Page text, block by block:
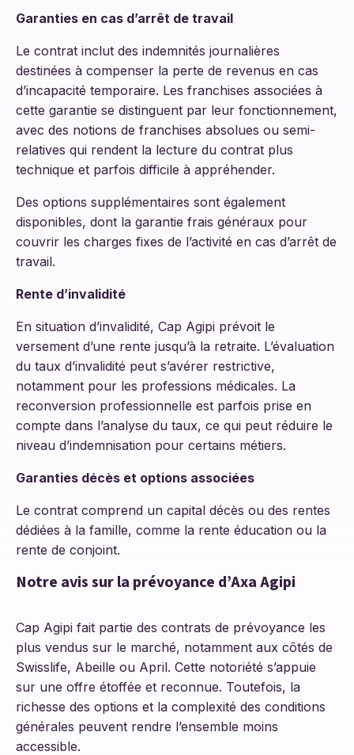
Garanties en cas d’arrêt de travail
Le contrat inclut des indemnités journalières
destinées à compenser la perte de revenus en cas
d’incapacité temporaire. Les franchises associées à
cette garantie se distinguent par leur fonctionnement,
avec des notions de franchises absolues ou semi-
relatives qui rendent la lecture du contrat plus
technique et parfois difficile à appréhender.
Des options supplémentaires sont également
disponibles, dont la garantie frais généraux pour
couvrir les charges fixes de l’activité en cas d’arrêt de
travail.
Rente d’invalidité
En situation d’invalidité, Cap Agipi prévoit le
versement d’une rente jusqu’à la retraite. L’évaluation
du taux d’invalidité peut s’avérer restrictive,
notamment pour les professions médicales. La
reconversion professionnelle est parfois prise en
compte dans l’analyse du taux, ce qui peut réduire le
niveau d’indemnisation pour certains métiers.
Garanties décès et options associées
Le contrat comprend un capital décès ou des rentes
dédiées à la famille, comme la rente éducation ou la
rente de conjoint.
Notre avis sur la prévoyance d’Axa Agipi
Cap Agipi fait partie des contrats de prévoyance les
plus vendus sur le marché, notamment aux côtés de
Swisslife, Abeille ou April. Cette notoriété s’appuie
sur une offre étoffée et reconnue. Toutefois, la
richesse des options et la complexité des conditions
générales peuvent rendre l’ensemble moins
accessible.